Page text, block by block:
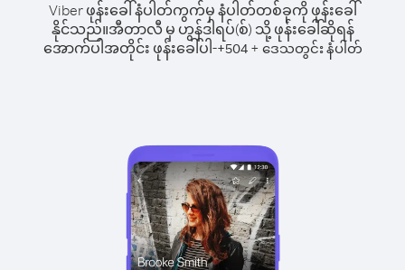
Viber ဖုန်းခေါ်နံပါတ်ကွက်မှ နံပါတ်တစ်ခုကို ဖုန်းခေါ်
နိုင်သည်။အီတာလီ မှ ဟွန်ဒါရပ်(စ်) သို့ ဖုန်းခေါ်ဆိုရန်
အောက်ပါအတိုင်း ဖုန်းခေါ်ပါ-+504+ ဒေသတွင်း နံပါတ်